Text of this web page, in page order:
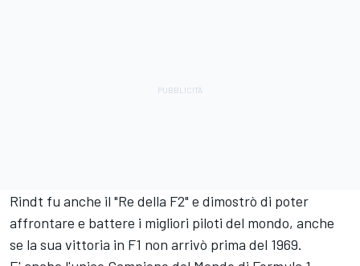
Rindt fu anche il "Re della F2" e dimostrò di poter
affrontare e battere i migliori piloti del mondo, anche
se la sua vittoria in F1 non arrivò prima del 1969.